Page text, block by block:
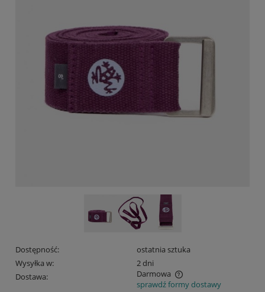
Dostępność:
ostatnia sztuka
Wysyłka w:
2 dni
Dostawa:
Darmowa
Cena nie zawiera ewentualnych kosztów płatności
sprawdź formy dostawy